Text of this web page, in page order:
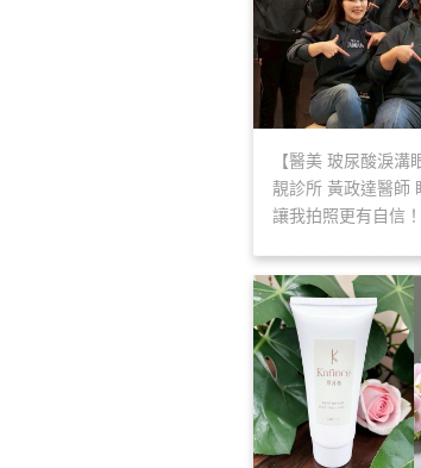
【醫美 玻尿酸淚溝
靚診所 黃政達醫師
讓我拍照更有自信！